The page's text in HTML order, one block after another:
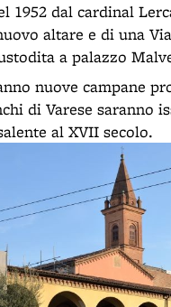
1952 dal cardinal
altare e di una
a palazzo
nuove campane
di Varese saranno
al XVII secolo.